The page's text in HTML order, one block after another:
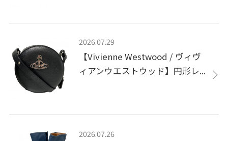
2026.07.29
【Vivienne Westwood / ヴィヴ
ィアンウエストウッド】円形レ...
2026.07.26